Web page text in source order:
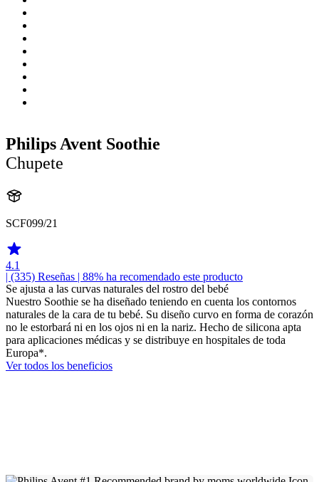
Philips Avent Soothie
Chupete
SCF099/21
4.1
| (335) Reseñas | 88% ha recomendado este producto
Se ajusta a las curvas naturales del rostro del bebé
Nuestro Soothie se ha diseñado teniendo en cuenta los contornos
naturales de la cara de tu bebé. Su diseño curvo en forma de corazón
no le estorbará ni en los ojos ni en la nariz. Hecho de silicona apta
para aplicaciones médicas y se distribuye en hospitales de toda
Europa*.
Ver todos los beneficios